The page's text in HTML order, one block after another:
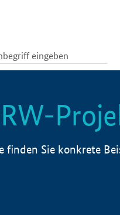
finden Sie konkrete